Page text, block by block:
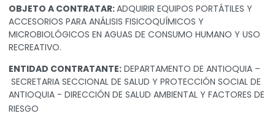
OBJETO A CONTRATAR:ADQUIRIR EQUIPOS PORTÁTILES Y
ACCESORIOS PARA ANÁLISIS FISICOQUÍMICOS Y
MICROBIOLÓGICOS EN AGUAS DE CONSUMO HUMANO Y USO
RECREATIVO.
ENTIDAD CONTRATANTE: DEPARTAMENTO DE ANTIOQUIA –
SECRETARIA SECCIONAL DE SALUD Y PROTECCIÓN SOCIAL DE
ANTIOQUIA - DIRECCIÓN DE SALUD AMBIENTAL Y FACTORES DE
RIESGO